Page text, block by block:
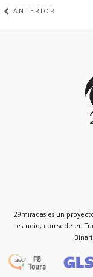
ANTERIOR
29miradas es un
estudio, con sede en